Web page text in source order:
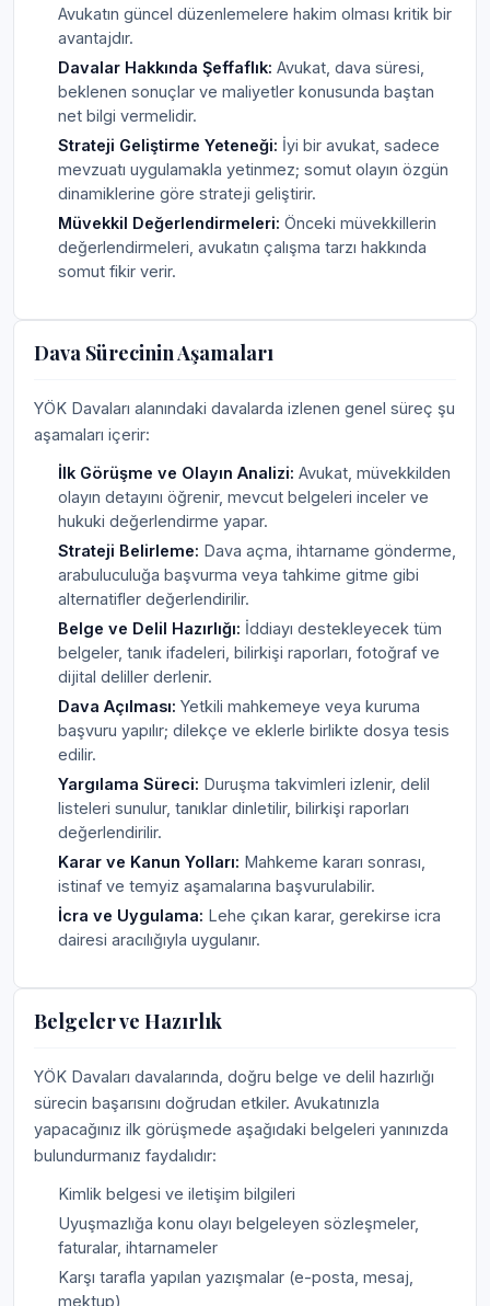
Avukatın güncel düzenlemelere hakim olması kritik bir
avantajdır.
Davalar Hakkında Şeffaflık: Avukat, dava süresi,
beklenen sonuçlar ve maliyetler konusunda baştan
net bilgi vermelidir.
Strateji Geliştirme Yeteneği: İyi bir avukat, sadece
mevzuatı uygulamakla yetinmez; somut olayın özgün
dinamiklerine göre strateji geliştirir.
Müvekkil Değerlendirmeleri: Önceki müvekkillerin
değerlendirmeleri, avukatın çalışma tarzı hakkında
somut fikir verir.
Dava Sürecinin Aşamaları
YÖK Davaları alanındaki davalarda izlenen genel süreç şu
aşamaları içerir:
İlk Görüşme ve Olayın Analizi: Avukat, müvekkilden
olayın detayını öğrenir, mevcut belgeleri inceler ve
hukuki değerlendirme yapar.
Strateji Belirleme: Dava açma, ihtarname gönderme,
arabuluculuğa başvurma veya tahkime gitme gibi
alternatifler değerlendirilir.
Belge ve Delil Hazırlığı: İddiayı destekleyecek tüm
belgeler, tanık ifadeleri, bilirkişi raporları, fotoğraf ve
dijital deliller derlenir.
Dava Açılması: Yetkili mahkemeye veya kuruma
başvuru yapılır; dilekçe ve eklerle birlikte dosya tesis
edilir.
Yargılama Süreci: Duruşma takvimleri izlenir, delil
listeleri sunulur, tanıklar dinletilir, bilirkişi raporları
değerlendirilir.
Karar ve Kanun Yolları: Mahkeme kararı sonrası,
istinaf ve temyiz aşamalarına başvurulabilir.
İcra ve Uygulama: Lehe çıkan karar, gerekirse icra
dairesi aracılığıyla uygulanır.
Belgeler ve Hazırlık
YÖK Davaları davalarında, doğru belge ve delil hazırlığı
sürecin başarısını doğrudan etkiler. Avukatınızla
yapacağınız ilk görüşmede aşağıdaki belgeleri yanınızda
bulundurmanız faydalıdır:
Kimlik belgesi ve iletişim bilgileri
Uyuşmazlığa konu olayı belgeleyen sözleşmeler,
faturalar, ihtarnameler
Karşı tarafla yapılan yazışmalar (e-posta, mesaj,
mektup)